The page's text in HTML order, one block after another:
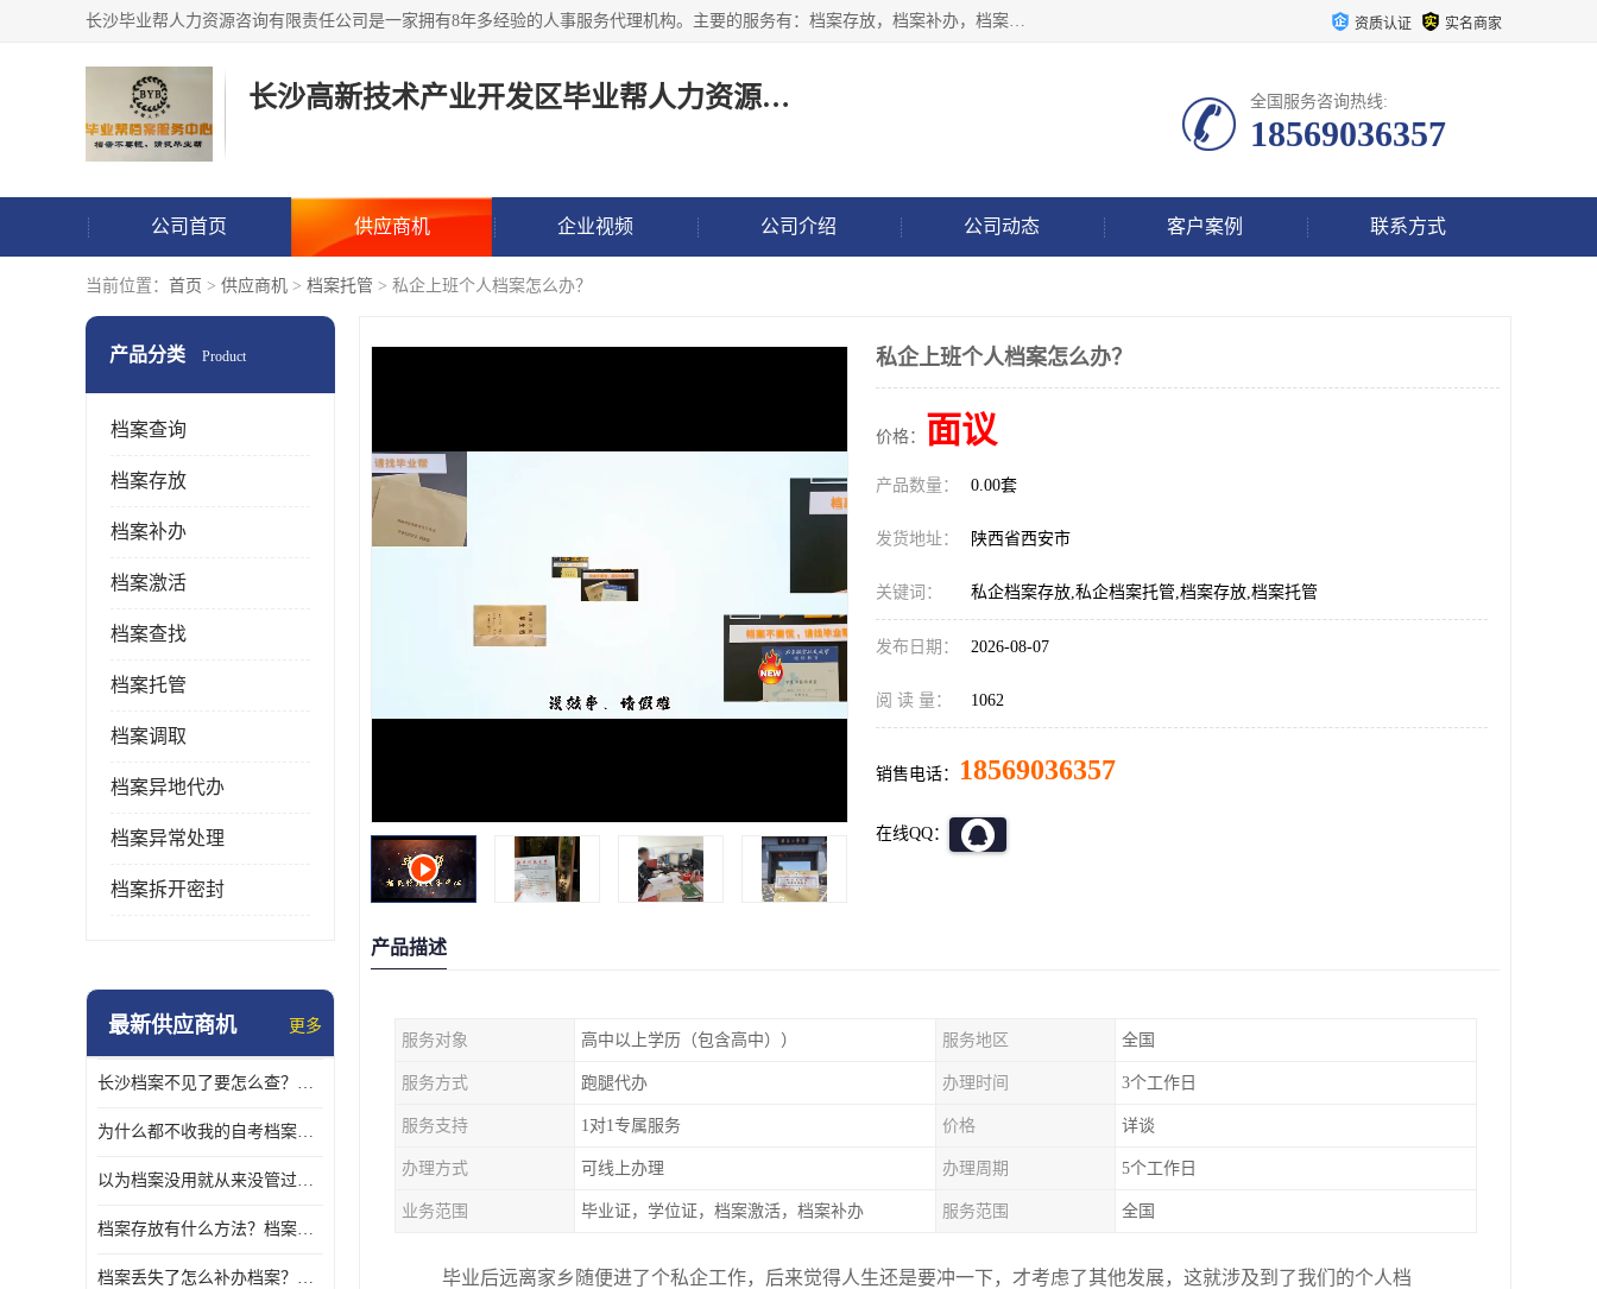
长沙毕业帮人力资源咨询有限责任公司是一家拥有8年多经验的人事服务代理机构。主要的服务有：档案存放，档案补办，档案激活，档案查询，档案查找，档案托管，档案调取，档案异地代办，档案异常处理 等；提供毕业档案处理、人事档案服务、商务代理代办、个人档案等服务，同时办事过程全程与客户沟通，确保真实、安全、可靠！ 资质认证 实名商家
长沙高新技术产业开发区毕业帮人力资源咨询有限责任公司 全国服务咨询热线:
18569036357
公司首页 供应商机 企业视频 公司介绍 公司动态 客户案例 联系方式
当前位置： 首页 > 供应商机 > 档案托管 > 私企上班个人档案怎么办？
产品分类 Product
档案查询
档案存放
档案补办
档案激活
档案查找
档案托管
档案调取
档案异地代办
档案异常处理
档案拆开密封
最新供应商机 更多
长沙档案不见了要怎么查？档案查询 档案补办
为什么都不收我的自考档案？自考档案怎么存档？
以为档案没用就从来没管过，现在要用档案该怎么办？
档案存放有什么方法？档案在手里为什么不能用
档案丢失了怎么补办档案？湖南档案补办 档案补办方法
私企上班个人档案怎么办？
价格： 面议
产品数量： 0.00套
发货地址： 陕西省西安市
关键词： 私企档案存放,私企档案托管,档案存放,档案托管
发布日期： 2026-08-07
阅 读 量： 1062
销售电话： 18569036357
在线QQ：
产品描述
服务对象 高中以上学历（包含高中）） 服务地区 全国
服务方式 跑腿代办 办理时间 3个工作日
服务支持 1对1专属服务 价格 详谈
办理方式 可线上办理 办理周期 5个工作日
业务范围 毕业证，学位证，档案激活，档案补办 服务范围 全国
毕业后远离家乡随便进了个私企工作，后来觉得人生还是要冲一下，才考虑了其他发展，这就涉及到了我们的个人档